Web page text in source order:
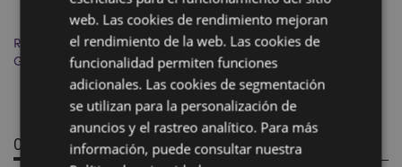
Relleno de Arena Salamandra
Gecko Pequeño
AÑADIR
Figura Ángel Bolsa de
Regalo Ángel Querubín
entre Alas
AÑADIR
PARA
0 Comentario(s)
web. Las cookies de rendimiento mejoran
el rendimiento de la web. Las cookies de
funcionalidad permiten funciones
adicionales. Las cookies de segmentación
se utilizan para la personalización de
anuncios y el rastreo analítico. Para más
información, puede consultar nuestra